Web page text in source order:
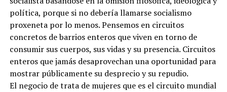
política, porque si no debería llamarse socialismo
proxeneta por lo menos. Pensemos en circuitos
concretos de barrios enteros que viven en torno de
consumir sus cuerpos, sus vidas y su presencia. Circuitos
enteros que jamás desaprovechan una oportunidad para
mostrar públicamente su desprecio y su repudio.
El negocio de trata de mujeres que es el circuito mundial